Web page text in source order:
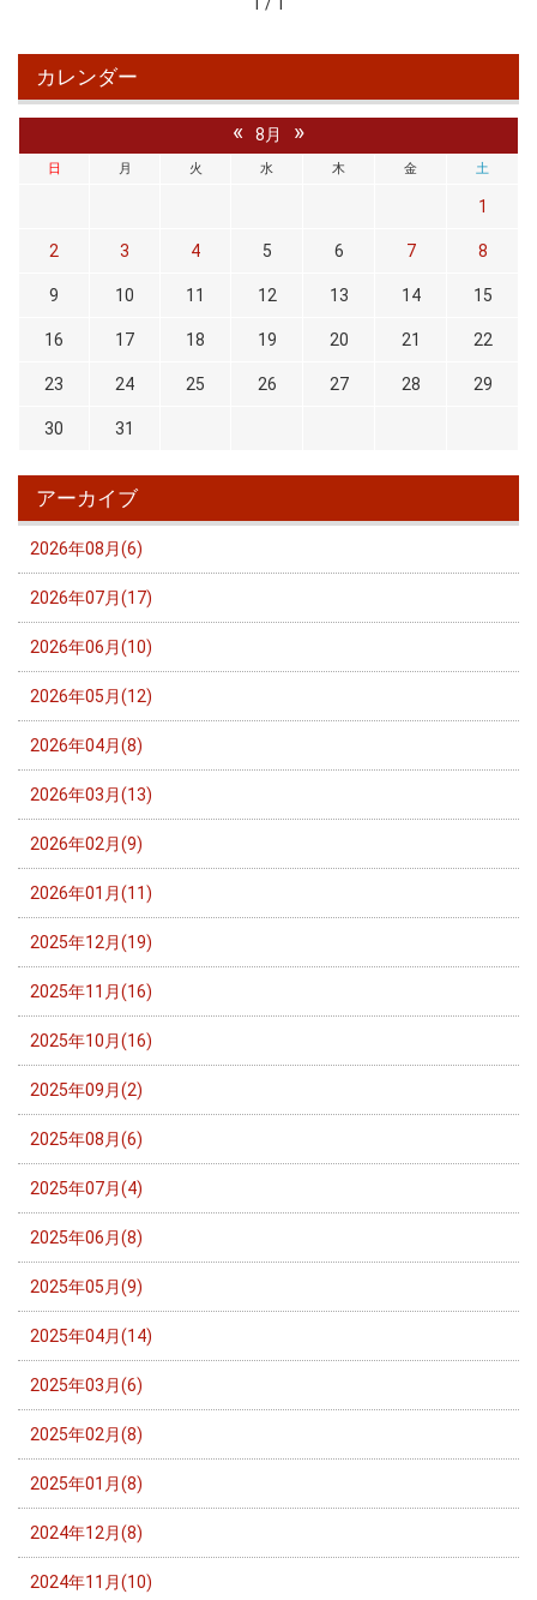
カレンダー
« 8月 »
日 月 火 水 木 金 土
1
2 3 4 5 6 7 8
9 10 11 12 13 14 15
16 17 18 19 20 21 22
23 24 25 26 27 28 29
30 31
アーカイブ
2026年08月(6)
2026年07月(17)
2026年06月(10)
2026年05月(12)
2026年04月(8)
2026年03月(13)
2026年02月(9)
2026年01月(11)
2025年12月(19)
2025年11月(16)
2025年10月(16)
2025年09月(2)
2025年08月(6)
2025年07月(4)
2025年06月(8)
2025年05月(9)
2025年04月(14)
2025年03月(6)
2025年02月(8)
2025年01月(8)
2024年12月(8)
2024年11月(10)